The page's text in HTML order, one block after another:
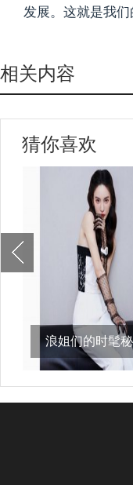
发展。这就是我们
相关内容
猜你喜欢
浪姐们的时髦